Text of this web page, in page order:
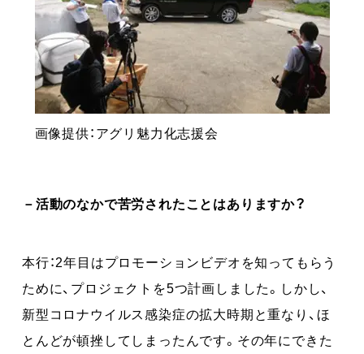
画像提供：アグリ魅力化志援会
－活動のなかで苦労されたことはありますか？
本行：2年目はプロモーションビデオを知ってもらう
ために、プロジェクトを5つ計画しました。しかし、
新型コロナウイルス感染症の拡大時期と重なり、ほ
とんどが頓挫してしまったんです。その年にできた